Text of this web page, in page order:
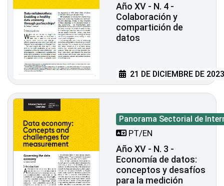
Año XV - N. 4 -
Colaboración y
compartición de
datos
21 DE DICIEMBRE DE
Panorama Sectorial de
PT/EN
Año XV - N. 3 -
Economía de datos:
conceptos y desafíos
para la medición